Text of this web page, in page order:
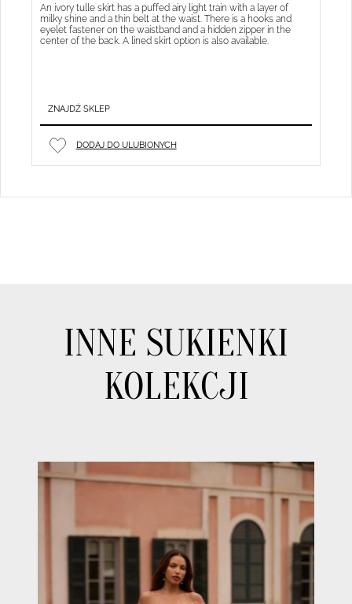
An ivory tulle skirt has a puffed airy light train with a layer of
milky shine and a thin belt at the waist. There is a hooks and
eyelet fastener on the waistband and a hidden zipper in the
center of the back. A lined skirt option is also available.
ZNAJDŹ SKLEP
DODAJ DO ULUBIONYCH
INNE SUKIENKI
KOLEKCJI